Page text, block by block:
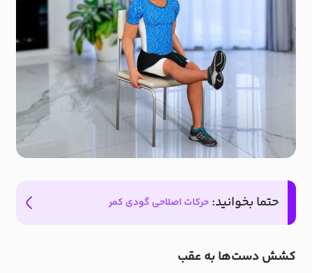
حتما بخوانید: حرکات اصلاحی گودی کمر
کشش دست‌ها به عقب